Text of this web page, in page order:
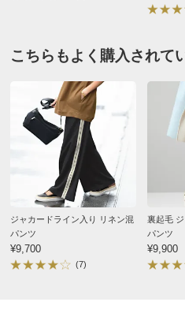
ゆき丈
ウエスト(適応) 58～64
サイズ表記について（ファッショ
商品の特徴
手洗い
弱い手洗い出来ま
ホワイト Ｌ
東京都 50代女性 身長 :
購入したサイズで「ちょうどよ
年齢的に白いTシャツを選ぶ
買ってよかったです。
生地が薄いスウェットで張
くくラインが綺麗。
胸のスパンコールも安っぽ
す。
普段はMサイズですが、少し
わずかでも長い方が二の腕
フォーク
こちらもよく購入されて
ジャカードライン入り リネン混
パンツ
¥9,700
(7)
裏起毛
パンツ
¥9,900